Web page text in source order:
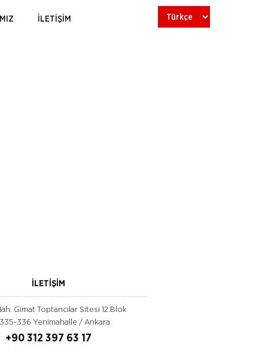
İLETİŞİM
İLETİŞİM
Gimat Toptancılar Sitesi 12.Blok
336 Yenimahalle / Ankara
+90 312 397 63 17